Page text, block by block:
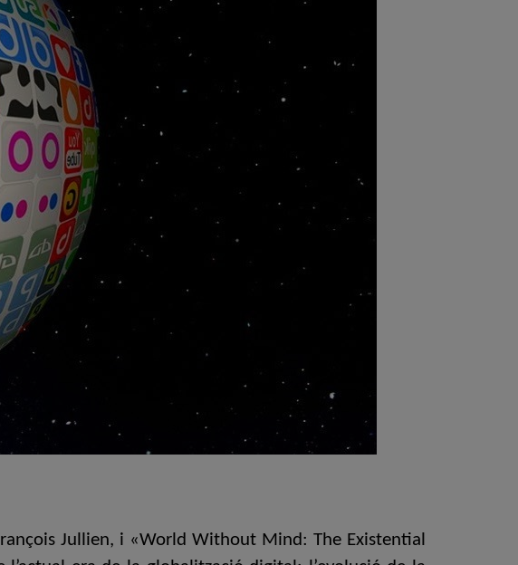
Jullien, i «World Without Mind: The Existential